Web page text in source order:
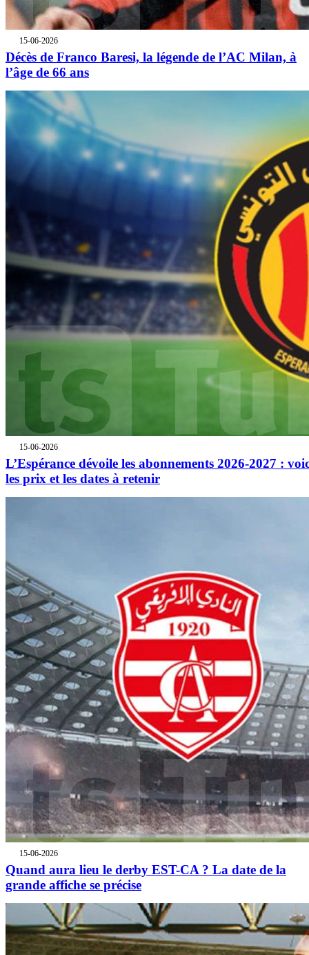
15-06-2026
Décès de Franco Baresi, la légende de l’AC Milan, à
l’âge de 66 ans
15-06-2026
L’Espérance dévoile les abonnements 2026-2027 :
les prix et les dates à retenir
15-06-2026
Quand aura lieu le derby EST-CA ? La date de la
grande affiche se précise